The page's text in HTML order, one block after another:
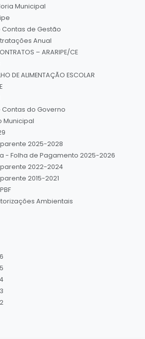
Municipal
de Gestão
Anual
– ARARIPE/CE
DE ALIMENTAÇÃO ESCOLAR
do Governo
Municipal
2025-2028
- Folha de Pagamento 2025-2026
2022-2024
2015-2021
Ambientais